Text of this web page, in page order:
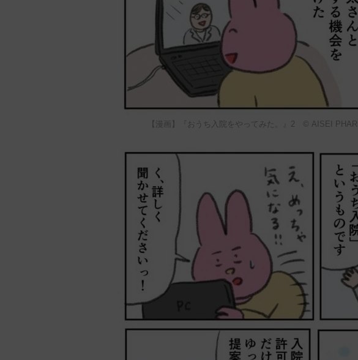
【漫画】『おうち入院をやってみた。』2 © AISEI